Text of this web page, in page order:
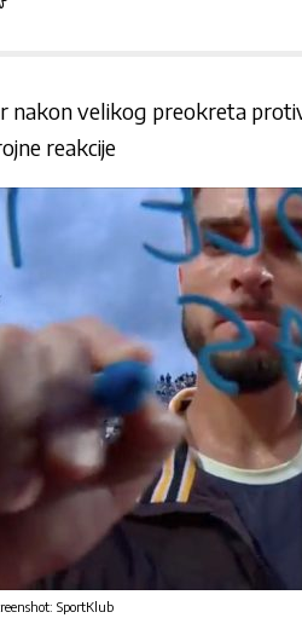
nakon velikog preokreta
reakcije
SportKlub